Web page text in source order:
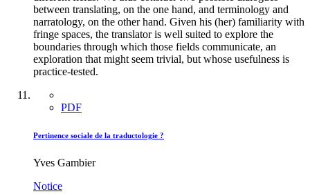
between translating, on the one hand, and terminology and
narratology, on the other hand. Given his (her) familiarity with
fringe spaces, the translator is well suited to explore the
boundaries through which those fields communicate, an
exploration that might seem trivial, but whose usefulness is
practice-tested.
PDF
Pertinence sociale de la traductologie ?
Yves Gambier
Notice